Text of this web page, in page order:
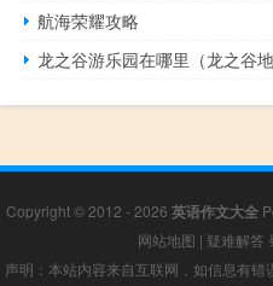
航海荣耀攻略
龙之谷游乐园在哪里（龙之谷地
Copyright © 2012 - 2026 英语作文大全
网站地图 | 疑难解答
声明：本站内容来自互联网，如信息有